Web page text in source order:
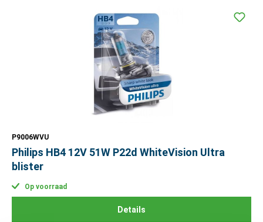
P9006WVU
Philips HB4 12V 51W P22d WhiteVision Ultra
blister
Op voorraad
Details